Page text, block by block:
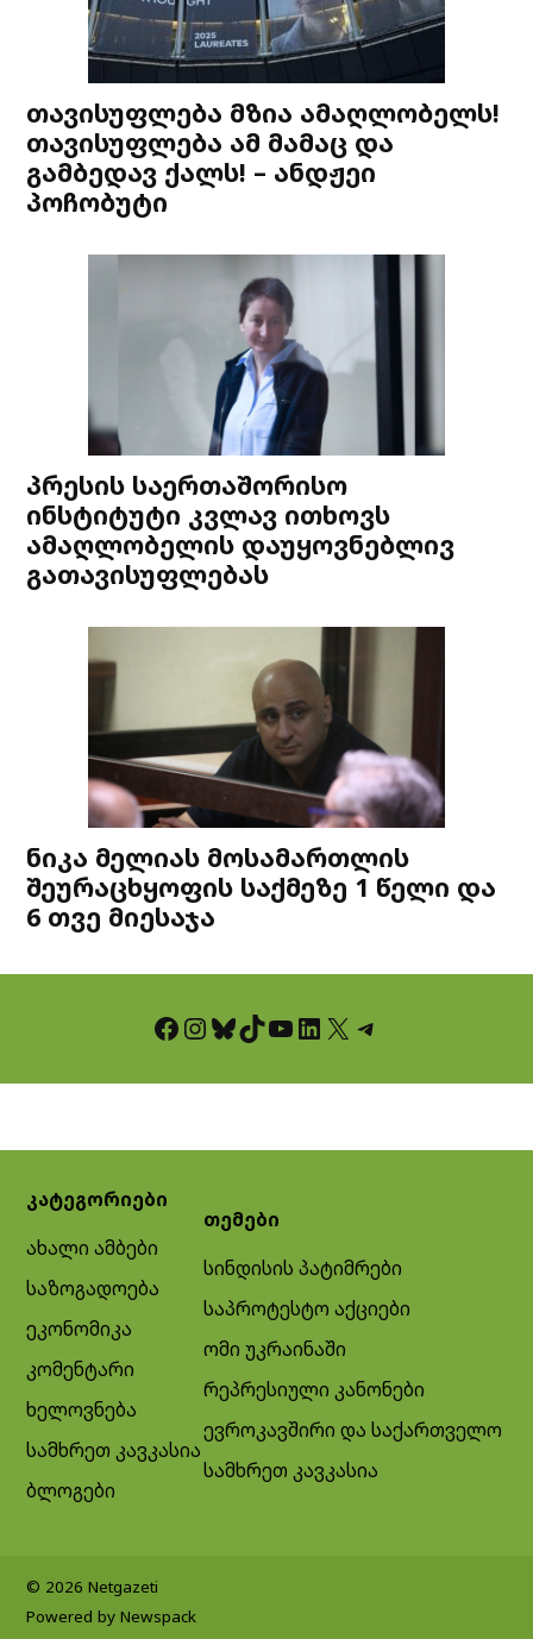
თავისუფლება მზია ამაღლობელს!
თავისუფლება ამ მამაც და
გამბედავ ქალს! – ანდჟეი
პოჩობუტი
პრესის საერთაშორისო
ინსტიტუტი კვლავ ითხოვს
ამაღლობელის დაუყოვნებლივ
გათავისუფლებას
ნიკა მელიას მოსამართლის
შეურაცხყოფის საქმეზე 1 წელი და
6 თვე მიესაჯა
Facebook InstagramBluesky TikTok YouTube LinkedIn X Telegram
კატეგორიები
ახალი ამბები
საზოგადოება
ეკონომიკა
კომენტარი
ხელოვნება
სამხრეთ კავკასია
ბლოგები
თემები
სინდისის პატიმრები
საპროტესტო აქციები
ომი უკრაინაში
რეპრესიული კანონები
ევროკავშირი და საქართველო
სამხრეთ კავკასია
© 2026 Netgazeti
Powered by Newspack